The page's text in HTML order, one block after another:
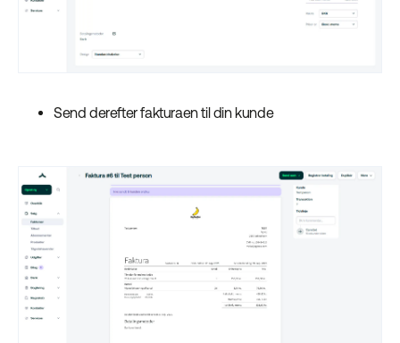
Send derefter fakturaen til din kunde